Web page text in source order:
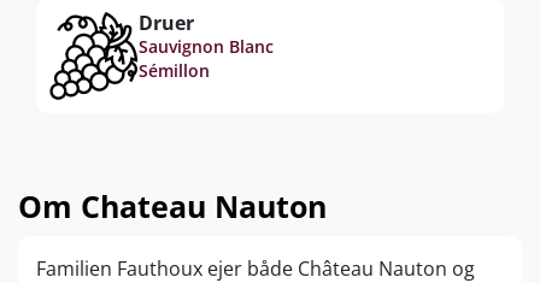
Druer
Sauvignon Blanc
Sémillon
Om Chateau Nauton
Familien Fauthoux ejer både Château Nauton og